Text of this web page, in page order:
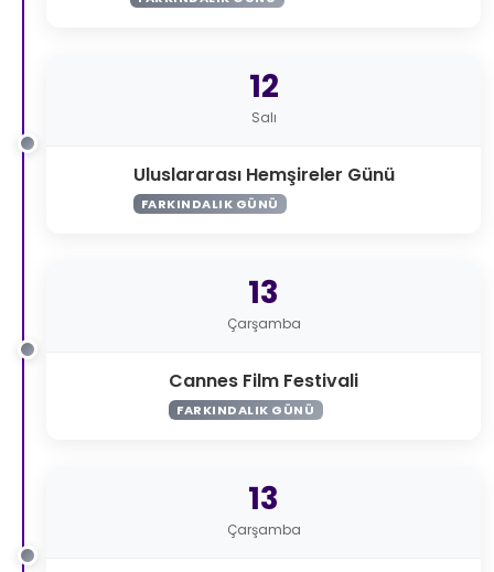
12
Salı
Uluslararası Hemşireler Günü
FARKINDALIK GÜNÜ
13
Çarşamba
Cannes Film Festivali
FARKINDALIK GÜNÜ
13
Çarşamba